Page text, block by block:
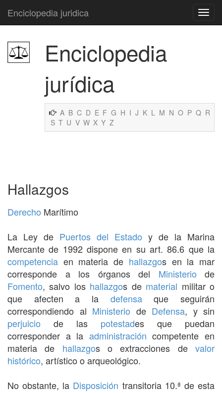
Enciclopedia juridica
Enciclopedia
jurídica
A B C D E F G H I J K L M N O P Q R
S T U V W X Y Z
Hallazgos
Derecho Marítimo
La Ley de Puertos del Estado y de la Marina
Mercante de 1992 dispone en su art. 86.6 que la
competencia en materia de hallazgos en la mar
corresponde a los órganos del Ministerio de
Fomento, salvo los hallazgos de material militar o
que afecten a la defensaque seguirán
correspondiendo al Ministerio de Defensa, y sin
perjuicio de las potestades que puedan
corresponder a la administración competente en
materia de hallazgos o extracciones devalor
histórico, artístico o arqueológico.
No obstante, la Disposición transitoria 10.ª de esta